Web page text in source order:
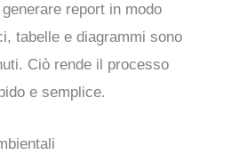
report in modo
tabelle e diagrammi sono
Ciò rende il processo
e semplice.